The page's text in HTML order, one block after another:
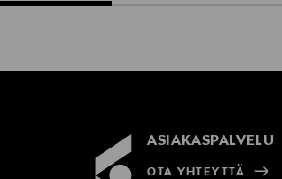
ASIAKASPALVELU
OTA YHTEYTTÄ